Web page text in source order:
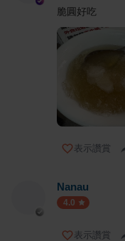
脆圓好吃
表示讚賞
Nanau
4.0
表示讚賞